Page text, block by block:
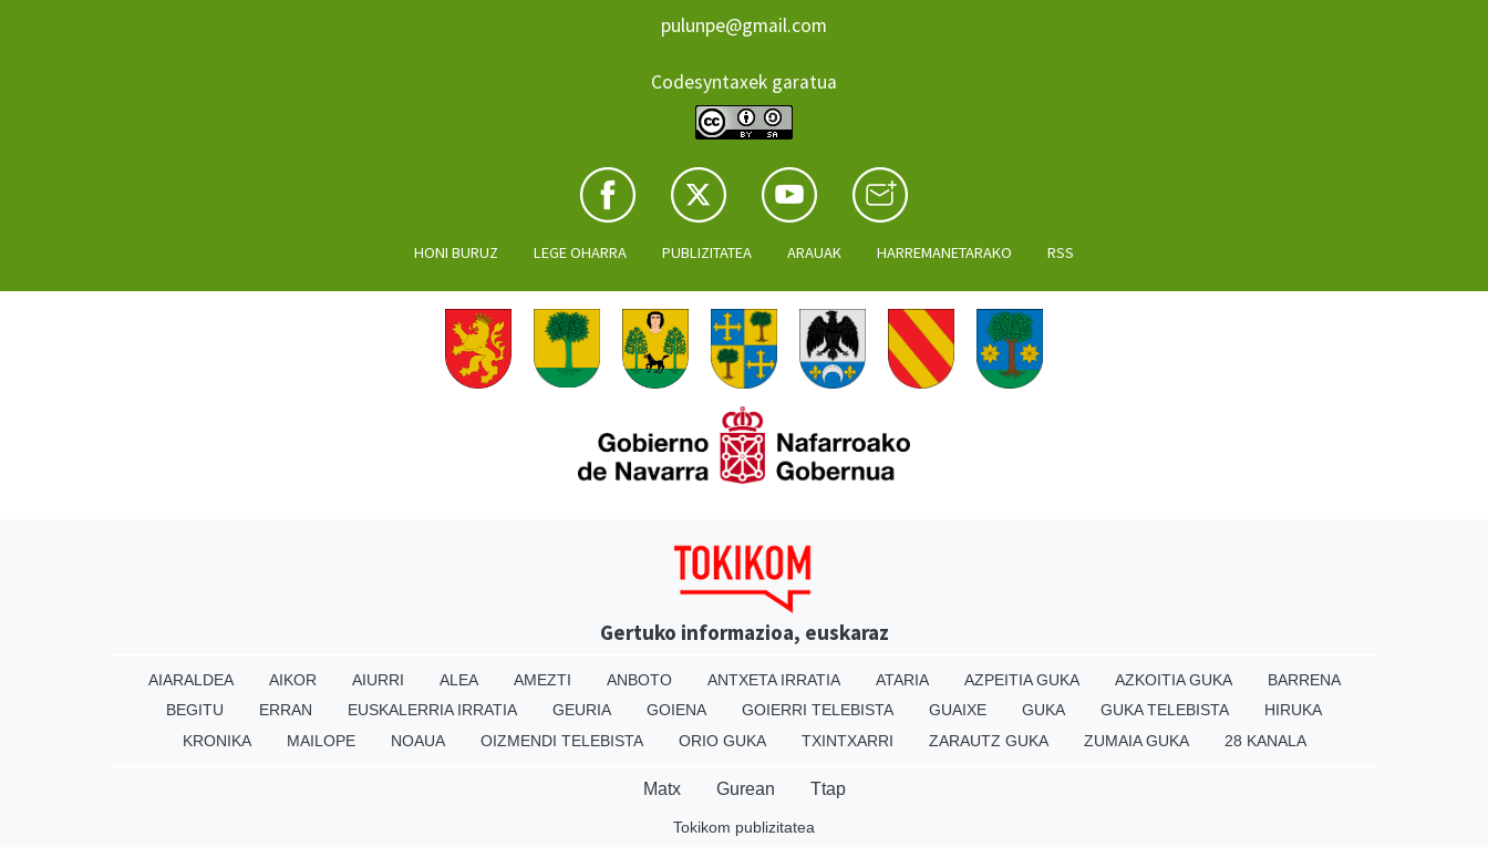
pulunpe@gmail.com
Codesyntaxek garatua
HONI BURUZ LEGE OHARRA PUBLIZITATEA ARAUAK HARREMANETARAKO RSS
Gertuko informazioa, euskaraz
AIARALDEA AIKOR AIURRI ALEA AMEZTI ANBOTO ANTXETA IRRATIA ATARIA AZPEITIA GUKA AZKOITIA GUKA
BARRENA
BEGITU
ERRAN EUSKALERRIA IRRATIA GEURIA GOIENA GOIERRI TELEBISTA GUAIXE GUKA GUKA TELEBISTA
HIRUKA
KRONIKA
MAILOPE NOAUA OIZMENDI TELEBISTA ORIO GUKA TXINTXARRI ZARAUTZ GUKA ZUMAIA GUKA 28 KANALA
Matx Gurean Ttap
Tokikom publizitatea